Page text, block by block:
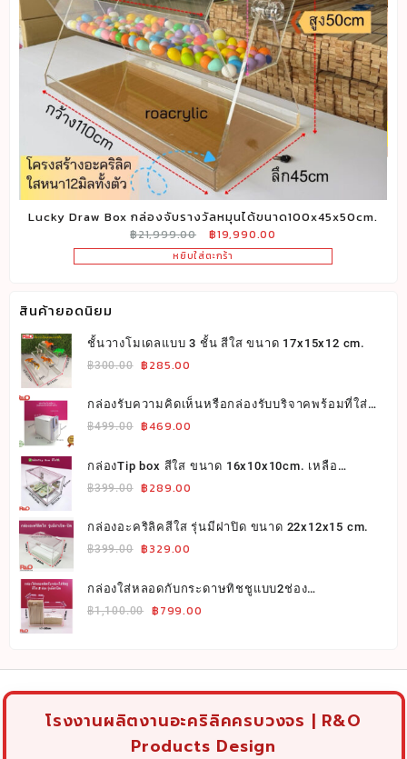
Lucky Draw Box กล่องจับรางวัลหมุนได้ขนาด100x45x50cm.
฿21,999.00
Original
price
was:
฿19,990.00
price
is:
หยิบใส่ตะกร้า
สินค้ายอดนิยม
ชั้นวางโมเดลแบบ 3 ชั้น สีใส ขนาด 17x15x12 cm.
฿300.00 Original
was:
฿300.00.
฿285.00
is:
กล่องรับความคิดเห็นหรือกล่องรับบริจาคพร้อมที่ใส่
โปรชัวร์ข้าง สีขาว ขนาดกว้าง20xลึก14xสูง20cm.
฿499.00 Original
was:
฿499.00.
฿469.00
is:
กล่องTip box สีใส ขนาด 16x10x10cm. เหลือ
เพียง289บาท เท่านั้น สินค้ามีจำนวนจำกัด
฿399.00 Original
was:
฿399.00.
฿289.00
is:
กล่องอะคริลิคสีใส รุ่นมีฝาปิด ขนาด 22x12x15 cm.
฿399.00 Original
was:
฿399.00.
฿329.00
is:
฿329.00.
กล่องใส่หลอดกับกระดาษทิชชูแบบ2ช่อง
ขนาด30x13x28cm.
฿1,100.00
Original
฿1,100.00.
฿799.00
฿799.00.
โรงงานผลิตงานอะคริลิคครบวงจร | R&O
Products Design